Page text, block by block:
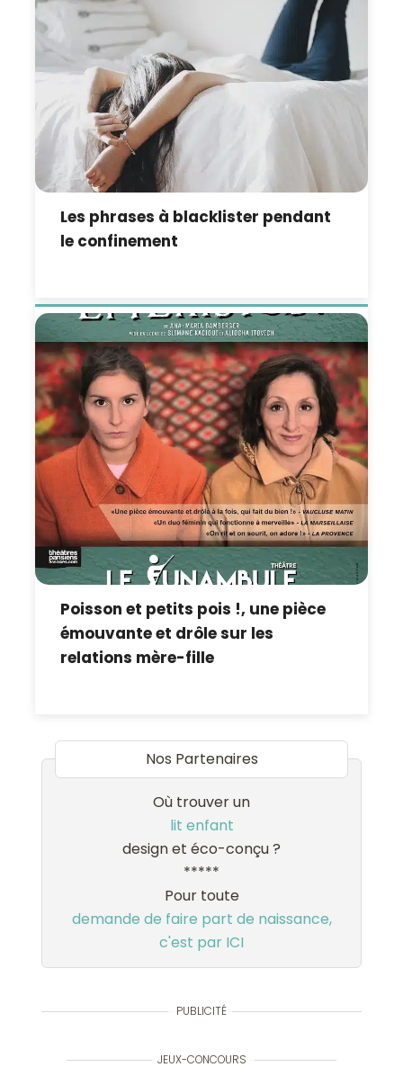
Les phrases à blacklister pendant
le confinement
Poisson et petits pois !, une pièce
émouvante et drôle sur les
relations mère-fille
Nos Partenaires
Où trouver un
lit enfant
design et éco-conçu ?
*****
Pour toute
demande de faire part de naissance,
c'est par ICI
PUBLICITÉ
JEUX-CONCOURS